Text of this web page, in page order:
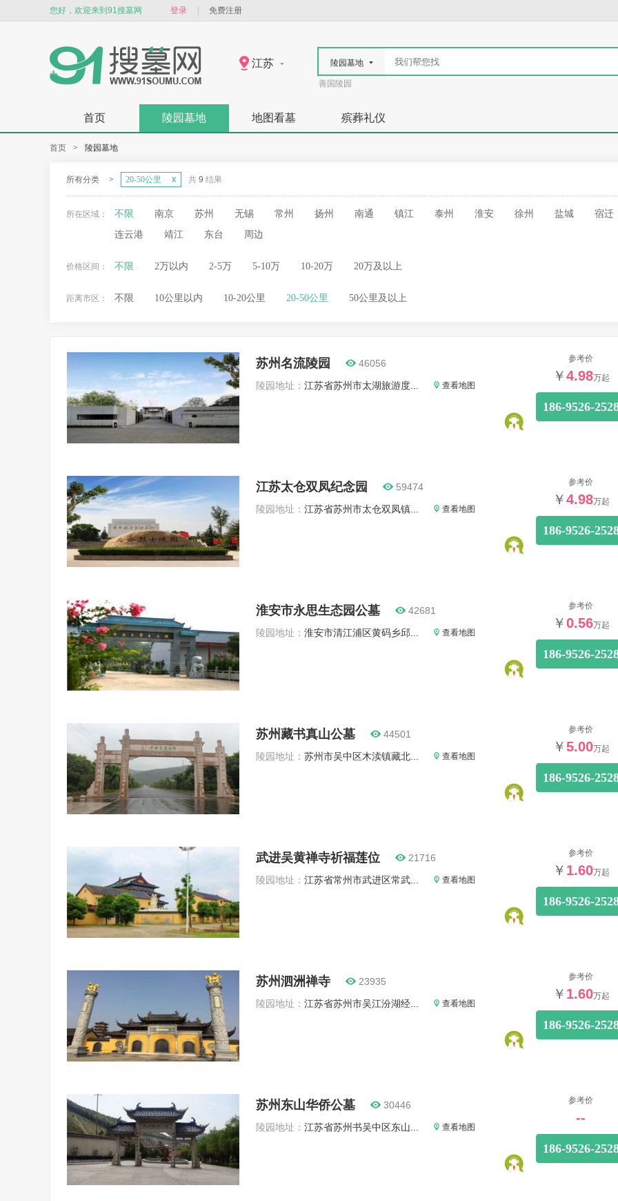
您好，欢迎来到91搜墓网 登录 免费注册
江苏 陵园墓地
善国陵园
首页 陵园墓地 地图看墓 殡葬礼仪
首页 > 陵园墓地
所有分类 > 20-50公里 共 9 结果
所在区域： 不限 南京 苏州 无锡 常州 扬州 南通 镇江 泰州 淮安 徐州 盐城
宿迁
连云港
靖江 东台 周边
价格区间： 不限 2万以内 2-5万 5-10万 10-20万 20万及以上
距离市区： 不限 10公里以内 10-20公里 20-50公里 50公里及以上
苏州名流陵园
46056
陵园地址： 江苏省苏州市太湖旅游度... 查看地图
参考价
￥4.98万起
186-9526-
江苏太仓双凤纪念园
59474
陵园地址： 江苏省苏州市太仓双凤镇... 查看地图
参考价
￥4.98万起
186-9526-
淮安市永思生态园公墓
42681
陵园地址： 淮安市清江浦区黄码乡邱... 查看地图
参考价
￥0.56万起
186-9526-
苏州藏书真山公墓
44501
陵园地址： 苏州市吴中区木渎镇藏北... 查看地图
参考价
￥5.00万起
186-9526-
武进吴黄禅寺祈福莲位
21716
陵园地址： 江苏省常州市武进区常武... 查看地图
参考价
￥ 1.60万起
186-9526-
苏州泗洲禅寺
23935
陵园地址： 江苏省苏州市吴江汾湖经... 查看地图
参考价
￥ 1.60万起
186-9526-
苏州东山华侨公墓
30446
陵园地址： 江苏省苏州书吴中区东山... 查看地图
参考价
--
186-9526-